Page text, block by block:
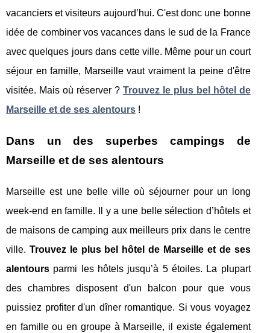
vacanciers et visiteurs aujourd’hui. C'est donc une bonne
idée de combiner vos vacances dans le sud de la France
avec quelques jours dans cette ville. Même pour un court
séjour en famille, Marseille vaut vraiment la peine d'être
visitée. Mais où réserver ? Trouvez le plus bel hôtel de
Marseille et de ses alentours !
Dans un des superbes campings de
Marseille et de ses alentours
Marseille est une belle ville où séjourner pour un long
week-end en famille. Il y a une belle sélection d’hôtels et
de maisons de camping aux meilleurs prix dans le centre
ville. Trouvez le plus bel hôtel de Marseille et de ses
alentours parmi les hôtels jusqu’à 5 étoiles. La plupart
des chambres disposent d'un balcon pour que vous
puissiez profiter d'un dîner romantique. Si vous voyagez
en famille ou en groupe à Marseille, il existe également